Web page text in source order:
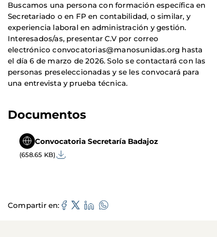
Buscamos una persona con formación específica en
Secretariado o en FP en contabilidad, o similar, y
experiencia laboral en administración y gestión.
Interesados/as, presentar C.V por correo
electrónico convocatorias@manosunidas.org hasta
el día 6 de marzo de 2026. Solo se contactará con las
personas preseleccionadas y se les convocará para
una entrevista y prueba técnica.
Documentos
Convocatoria Secretaría Badajoz
(658.65 KB)
Compartir en